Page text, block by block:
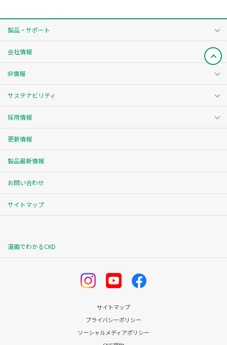
製品・サポート
会社情報
IR情報
サステナビリティ
採用情報
更新情報
製品最新情報
お問い合わせ
サイトマップ
漫画でわかるCKD
サイトマップ
プライバシーポリシー
ソーシャルメディアポリシー